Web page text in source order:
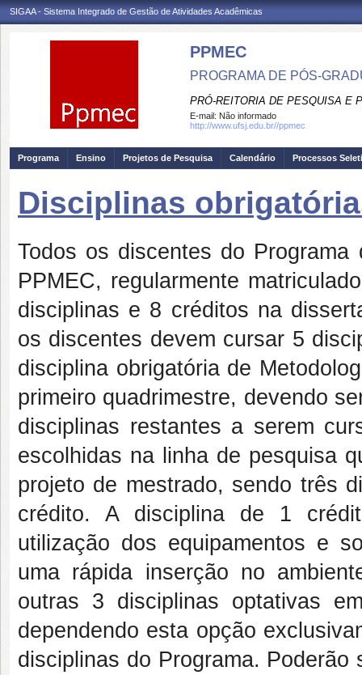
SIGAA - Sistema Integrado de Gestão de Atividades Acadêmicas
PPMEC
PROGRAMA DE PÓS-
PRÓ-REITORIA DE PESQUISA E
E-mail: Não informado
http://www.ufsj.edu.br//ppmec
Programa Ensino Projetos de Pesquisa Calendário Processos
Disciplinas
Todos os discentes do Programa
PPMEC, regularmente
disciplinas e 8 créditos na
os discentes devem cursar 5
disciplina obrigatória de
primeiro quadrimestre, devendo
disciplinas restantes a serem
escolhidas na linha de pesquisa
projeto de mestrado, sendo três
crédito. A disciplina de 1
utilização dos equipamentos e
uma rápida inserção no
outras 3 disciplinas optativas
dependendo esta opção
disciplinas do Programa.